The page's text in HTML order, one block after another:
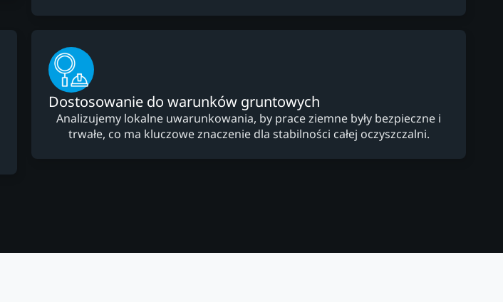
Dostosowanie do warunków gruntowych
Analizujemy lokalne uwarunkowania, by prace ziemne były bezpieczne i
trwałe, co ma kluczowe znaczenie dla stabilności całej oczyszczalni.